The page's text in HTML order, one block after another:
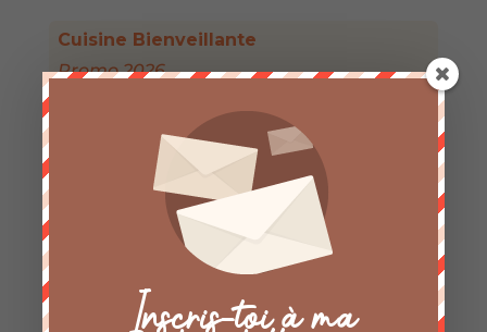
Cuisine Bienveillante
Promo 2026
Formation complète
à la cuisine végétale🌿
Ouverture prochaine !
Inscris-toi à ma